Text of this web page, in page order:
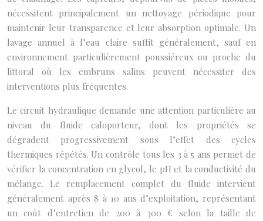
nécessitent principalement un nettoyage périodique pour
maintenir leur transparence et leur absorption optimale. Un
lavage annuel à l’eau claire suffit généralement, sauf en
environnement particulièrement poussiéreux ou proche du
littoral où les embruns salins peuvent nécessiter des
interventions plus fréquentes.
Le circuit hydraulique demande une attention particulière au
niveau du fluide caloporteur, dont les propriétés se
dégradent progressivement sous l’effet des cycles
thermiques répétés. Un contrôle tous les 3 à 5 ans permet de
vérifier la concentration en glycol, le pH et la conductivité du
mélange. Le remplacement complet du fluide intervient
généralement après 8 à 10 ans d’exploitation, représentant
un coût d’entretien de 200 à 300 € selon la taille de